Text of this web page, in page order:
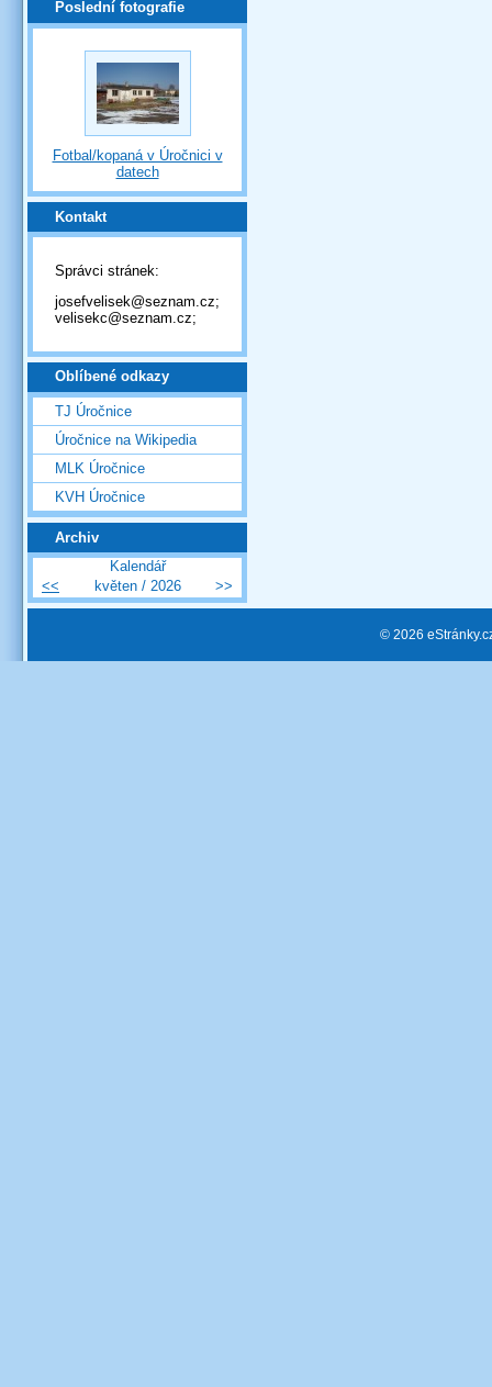
Poslední fotografie
Fotbal/kopaná v Úročnici v
datech
Kontakt
Správci stránek:
josefvelisek@seznam.cz;
velisekc@seznam.cz;
Oblíbené odkazy
TJ Úročnice
Úročnice na Wikipedia
MLK Úročnice
KVH Úročnice
Archiv
Kalendář
<<
květen / 2026 >>
© 2026